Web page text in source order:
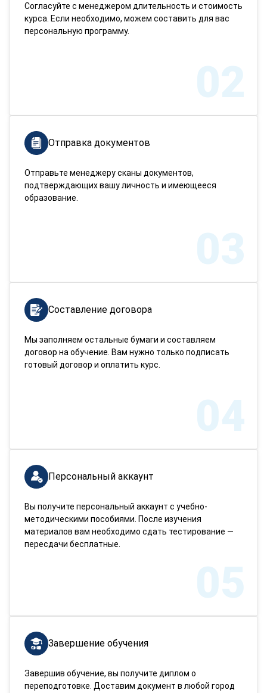
Согласуйте с менеджером длительность и стоимость
курса. Если необходимо, можем составить для вас
персональную программу.
02
Отправка документов
Отправьте менеджеру сканы документов,
подтверждающих вашу личность и имеющееся
образование.
03
Составление договора
Мы заполняем остальные бумаги и составляем
договор на обучение. Вам нужно только подписать
готовый договор и оплатить курс.
04
Персональный аккаунт
Вы получите персональный аккаунт с учебно-
методическими пособиями. После изучения
материалов вам необходимо сдать тестирование —
пересдачи бесплатные.
05
Завершение обучения
Завершив обучение, вы получите диплом о
переподготовке. Доставим документ в любой город